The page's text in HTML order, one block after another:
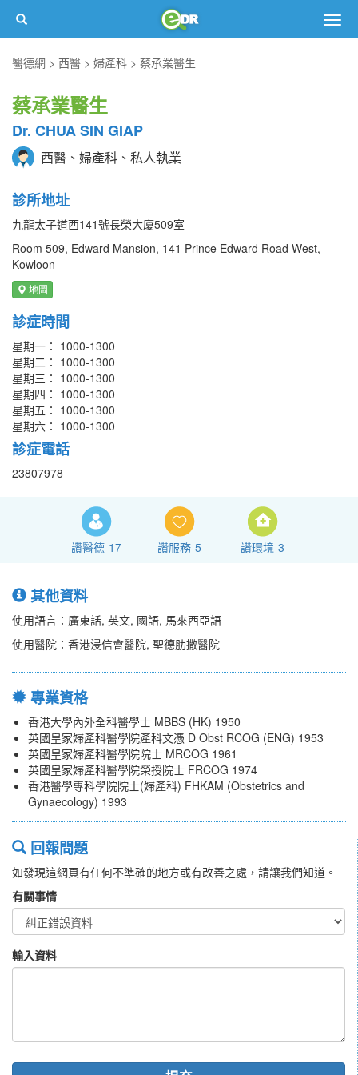
醫德網
西醫 婦產科 蔡承業醫生
蔡承業醫生
Dr. CHUA SIN GIAP
西醫、婦產科、私人執業
診所地址
九龍太子道西141號長榮大廈509室
Room 509, Edward Mansion, 141 Prince Edward Road West,
Kowloon
地圖
診症時間
星期一： 1000-1300
星期二： 1000-1300
星期三： 1000-1300
星期四： 1000-1300
星期五： 1000-1300
星期六： 1000-1300
診症電話
23807978
讚醫德 17 讚服務 5 讚環境 3
其他資料
使用語言：廣東話, 英文, 國語, 馬來西亞語
使用醫院：香港浸信會醫院, 聖德肋撒醫院
專業資格
香港大學內外全科醫學士 MBBS (HK) 1950
英國皇家婦產科醫學院產科文憑 D Obst RCOG (ENG) 1953
英國皇家婦產科醫學院院士 MRCOG 1961
英國皇家婦產科醫學院榮授院士 FRCOG 1974
香港醫學專科學院院士(婦產科) FHKAM (Obstetrics and
Gynaecology) 1993
回報問題
如發現這網頁有任何不準確的地方或有改善之處，請讓我們知道。
有關事情
輸入資料